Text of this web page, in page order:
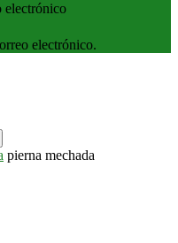
electrónico
electrónico.
pierna mechada